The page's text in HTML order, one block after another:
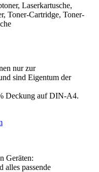
Laserkartusche,
Toner-Cartridge, Toner-
nur zur
sind Eigentum der
Deckung auf DIN-A4.
Geräten:
alles passende